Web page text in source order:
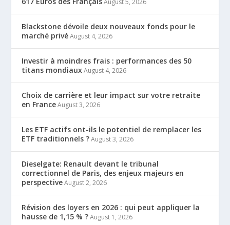
August 5, 2026
Blackstone dévoile deux nouveaux fonds pour le
marché privé August 4, 2026
Investir à moindres frais : performances des 50
titans mondiaux August 4, 2026
Choix de carrière et leur impact sur votre retraite
en France August 3, 2026
Les ETF actifs ont-ils le potentiel de remplacer les
ETF traditionnels ? August 3, 2026
Dieselgate: Renault devant le tribunal
correctionnel de Paris, des enjeux majeurs en
perspective August 2, 2026
Révision des loyers en 2026 : qui peut appliquer la
hausse de 1,15 % ? August 1, 2026